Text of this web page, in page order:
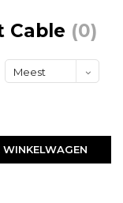
Cable (0)
Meest